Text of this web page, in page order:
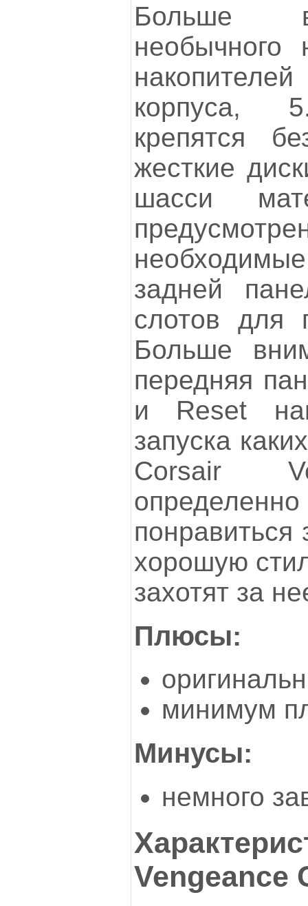
Больше
необычного
корпуса,
крепятся
жесткие
шасси
задней
слотов для
Больше
передняя
и Reset
запуска
Corsair
понравиться
хорошую
захотят за
Плюсы:
минимум
Минусы:
немного
Vengeance